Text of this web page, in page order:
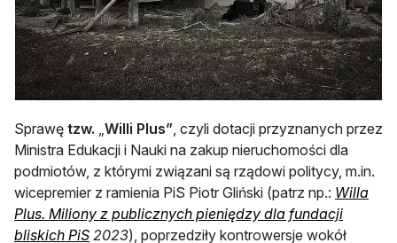
Sprawę tzw. Willi Plus” , czyli dotacji przyznanych przez
Ministra Edukacji i Nauki na zakup nieruchomości dla
podmiotów, z którymi związani są rządowi politycy, m.in.
wicepremier z ramienia PiS Piotr Gliński (patrz np.: Willa
Plus. Miliony z publicznych pieniędzy dla fundacji
bliskich PiSotwiera się w nowej karcie
2023), poprzedziły kontrowersje wokół